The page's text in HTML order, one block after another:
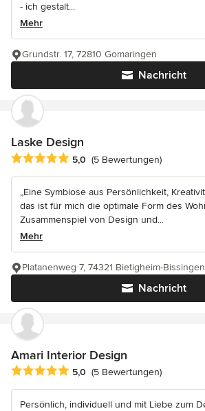
- ich gestalt...
Mehr
Nachricht
Grundstr. 17, 72810 Gomaringen
Laske Design
Durchschnittliche Bewertung: 5 von 5
5,0 (5 Bewertungen)
„Eine Symbiose aus Persönlichkeit,
das ist für mich die optimale Form des
Zusammenspiel von Design und...
Mehr
Nachricht
Platanenweg 7, 74321 Bietigheim-Bissingen
Amari Interior Design
Durchschnittliche Bewertung: 5 von 5
5,0 (5 Bewertungen)
Persönlich, individuell und mit Liebe zum